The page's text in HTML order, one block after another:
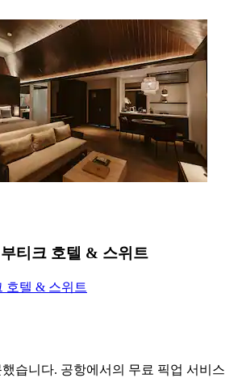
티크 호텔 & 스위트
호텔 & 스위트
습니다. 공항에서의 무료 픽업 서비스